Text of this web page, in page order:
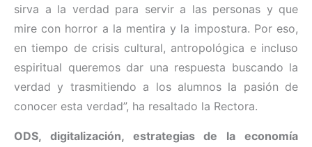
sirva a la verdad para servir a las personas y que
mire con horror a la mentira y la impostura. Por eso,
en tiempo de crisis cultural, antropológica e incluso
espiritual queremos dar una respuesta buscando la
verdad y trasmitiendo a los alumnos la pasión de
conocer esta verdad”, ha resaltado la Rectora.
ODS, digitalización, estrategias de la economía